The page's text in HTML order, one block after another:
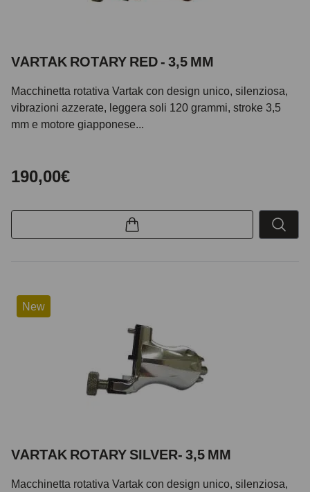
VARTAK ROTARY RED - 3,5 MM
Macchinetta rotativa Vartak con design unico, silenziosa,
vibrazioni azzerate, leggera soli 120 grammi, stroke 3,5
mm e motore giapponese...
190,00€
New
VARTAK ROTARY SILVER- 3,5 MM
Macchinetta rotativa Vartak con design unico, silenziosa,